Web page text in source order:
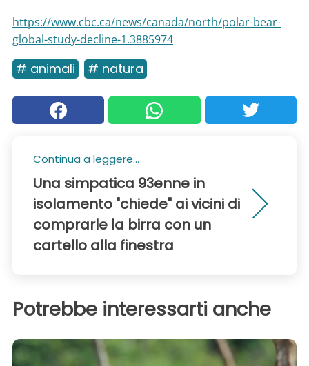
https://www.cbc.ca/news/canada/north/polar-bear-
global-study-decline-1.3885974
# animali # natura
Continua a leggere...
Una simpatica 93enne in
isolamento "chiede" ai vicini di
comprarle la birra con un
cartello alla finestra
Potrebbe interessarti anche